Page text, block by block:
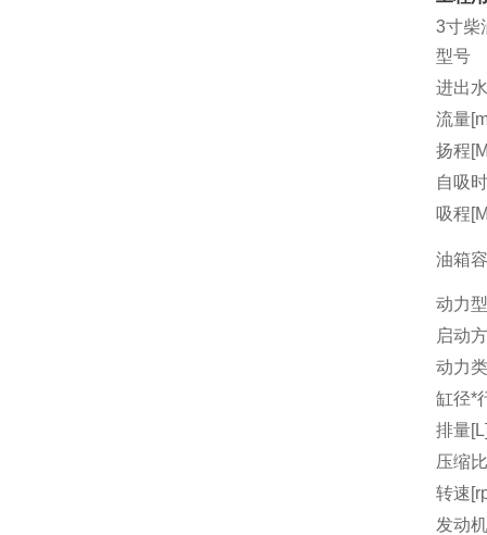
3寸柴
型号
进出
流量
扬程
自吸
吸程
油箱
动力
启动
动力
缸径*
排量
压缩比
转速
发动